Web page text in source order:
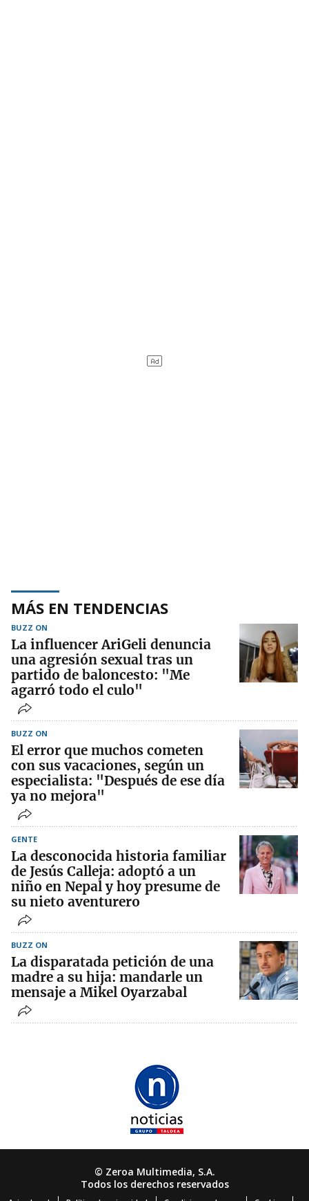
MÁS EN TENDENCIAS
BUZZ ON
La influencer AriGeli denuncia
una agresión sexual tras un
partido de baloncesto: "Me
agarró todo el culo"
BUZZ ON
El error que muchos cometen
con sus vacaciones, según un
especialista: "Después de ese día
ya no mejora"
GENTE
La desconocida historia familiar
de Jesús Calleja: adoptó a un
niño en Nepal y hoy presume de
su nieto aventurero
BUZZ ON
La disparatada petición de una
madre a su hija: mandarle un
mensaje a Mikel Oyarzabal
© Zeroa Multimedia, S.A.
Todos los derechos reservados